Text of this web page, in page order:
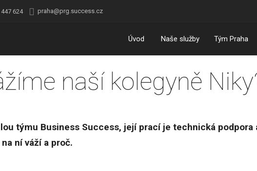
624 praha@prg.success.cz
Úvod Naše služby Tým Praha
naší kolegyně
týmu Business Success, její prací je technická
ní váží a proč.